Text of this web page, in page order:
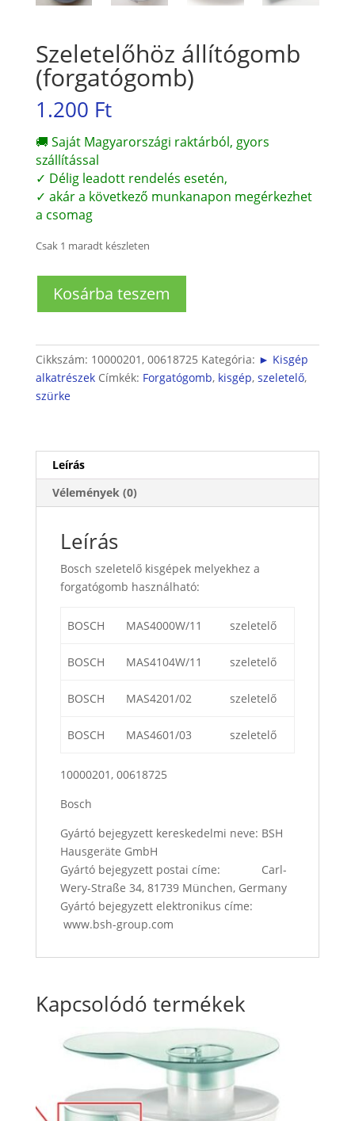
Szeletelőhöz állítógomb
(forgatógomb)
1.200 Ft
🚚 Saját Magyarországi raktárból, gyors
szállítással
✓ Délig leadott rendelés esetén,
✓ akár a következő munkanapon megérkezhet
a csomag
Csak 1 maradt készleten
állítógomb
Kosárba teszem
Cikkszám: 10000201, 00618725 Kategória: ► Kisgép
alkatrészek Címkék: Forgatógomb, kisgép, szeletelő,
szürke
Leírás
Vélemények (0)
Leírás
Bosch szeletelő kisgépek melyekhez a
forgatógomb használható:
BOSCH MAS4000W/11 szeletelő
BOSCH MAS4104W/11 szeletelő
BOSCH MAS4201/02 szeletelő
BOSCH MAS4601/03 szeletelő
10000201, 00618725
Bosch
Gyártó bejegyzett kereskedelmi neve: BSH
Hausgeräte GmbH
Gyártó bejegyzett postai címe: Carl-
Wery-Straße 34, 81739 München, Germany
Gyártó bejegyzett elektronikus címe:
www.bsh-group.com
Kapcsolódó termékek